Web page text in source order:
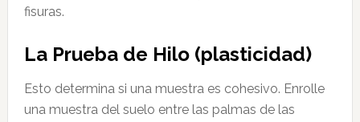
fisuras.
La Prueba de Hilo (plasticidad)
Esto determina si una muestra es cohesivo. Enrolle
una muestra del suelo entre las palmas de las